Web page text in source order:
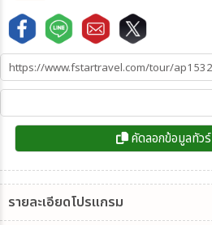
คัดลอกข้อมูลทัว
รายละเอียดโปรแกรม